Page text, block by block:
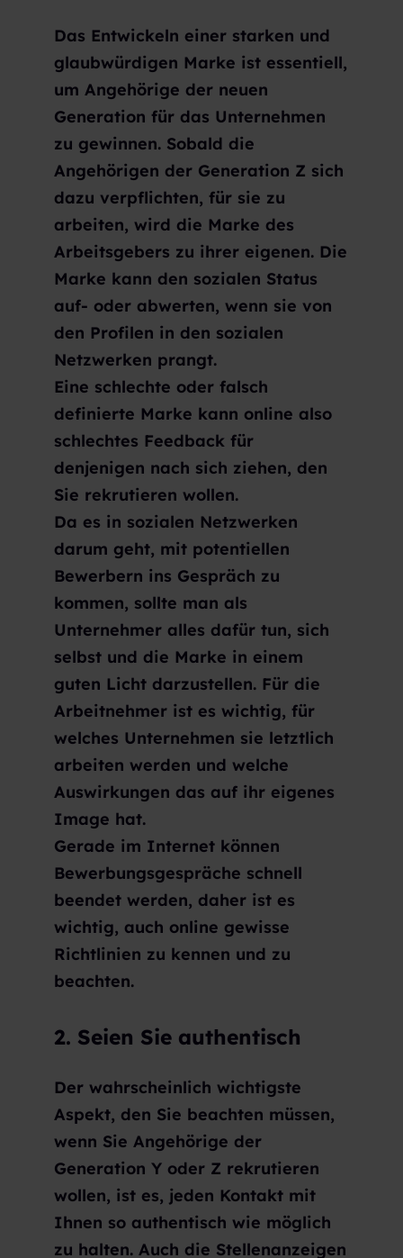
Das Entwickeln einer starken und
glaubwürdigen Marke ist essentiell,
um Angehörige der neuen
Generation für das Unternehmen
zu gewinnen. Sobald die
Angehörigen der Generation Z sich
dazu verpflichten, für sie zu
arbeiten, wird die Marke des
Arbeitsgebers zu ihrer eigenen. Die
Marke kann den sozialen Status
auf- oder abwerten, wenn sie von
den Profilen in den sozialen
Netzwerken prangt.
Eine schlechte oder falsch
definierte Marke kann online also
schlechtes Feedback für
denjenigen nach sich ziehen, den
Sie rekrutieren wollen.
Da es in sozialen Netzwerken
darum geht, mit potentiellen
Bewerbern ins Gespräch zu
kommen, sollte man als
Unternehmer alles dafür tun, sich
selbst und die Marke in einem
guten Licht darzustellen. Für die
Arbeitnehmer ist es wichtig, für
welches Unternehmen sie letztlich
arbeiten werden und welche
Auswirkungen das auf ihr eigenes
Image hat.
Gerade im Internet können
Bewerbungsgespräche schnell
beendet werden, daher ist es
wichtig, auch online gewisse
Richtlinien zu kennen und zu
beachten.
2. Seien Sie authentisch
Der wahrscheinlich wichtigste
Aspekt, den Sie beachten müssen,
wenn Sie Angehörige der
Generation Y oder Z rekrutieren
wollen, ist es, jeden Kontakt mit
Ihnen so authentisch wie möglich
zu halten. Auch die Stellenanzeigen